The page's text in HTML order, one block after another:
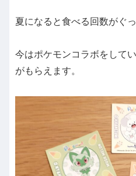
夏になると食べる回数がぐ
今はポケモンコラボをして
がもらえます。